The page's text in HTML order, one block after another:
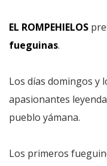
EL ROMPEHIELOS
fueguinas.
Los días domingos y
apasionantes
pueblo yámana.
Los primeros